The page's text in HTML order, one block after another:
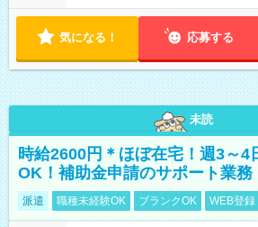
気になる！ 応募する
未読
時給2600円＊ほぼ在宅！週3～4
OK！補助金申請のサポート業務
派遣 職種未経験OK ブランクOK WEB登